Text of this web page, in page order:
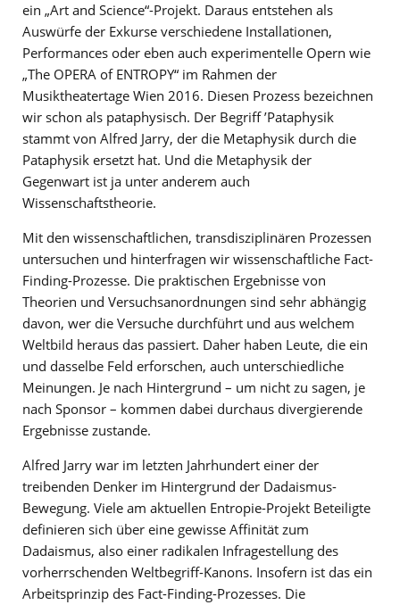
ein „Art and Science“-Projekt. Daraus entstehen als
Auswürfe der Exkurse verschiedene Installationen,
Performances oder eben auch experimentelle Opern wie
„The OPERA of ENTROPY“ im Rahmen der
Musiktheatertage Wien 2016. Diesen Prozess bezeichnen
wir schon als pataphysisch. Der Begriff ’Pataphysik
stammt von Alfred Jarry, der die Metaphysik durch die
Pataphysik ersetzt hat. Und die Metaphysik der
Gegenwart ist ja unter anderem auch
Wissenschaftstheorie.
Mit den wissenschaftlichen, transdisziplinären Prozessen
untersuchen und hinterfragen wir wissenschaftliche Fact-
Finding-Prozesse. Die praktischen Ergebnisse von
Theorien und Versuchsanordnungen sind sehr abhängig
davon, wer die Versuche durchführt und aus welchem
Weltbild heraus das passiert. Daher haben Leute, die ein
und dasselbe Feld erforschen, auch unterschiedliche
Meinungen. Je nach Hintergrund – um nicht zu sagen, je
nach Sponsor – kommen dabei durchaus divergierende
Ergebnisse zustande.
Alfred Jarry war im letzten Jahrhundert einer der
treibenden Denker im Hintergrund der Dadaismus-
Bewegung. Viele am aktuellen Entropie-Projekt Beteiligte
definieren sich über eine gewisse Affinität zum
Dadaismus, also einer radikalen Infragestellung des
vorherrschenden Weltbegriff-Kanons. Insofern ist das ein
Arbeitsprinzip des Fact-Finding-Prozesses. Die